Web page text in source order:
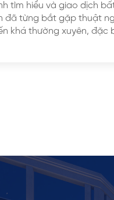
tìm hiểu và giao dịch
đã từng bắt gặp thuật
khá thường xuyên, đặc